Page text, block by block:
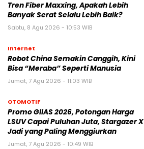
Tren Fiber Maxxing, Apakah Lebih
Banyak Serat Selalu Lebih Baik?
Sabtu, 8 Agu 2026 - 10:53 WIB
Internet
Robot China Semakin Canggih, Kini
Bisa “Meraba” Seperti Manusia
Jumat, 7 Agu 2026 - 11:03 WIB
OTOMOTIF
Promo GIIAS 2026, Potongan Harga
LSUV Capai Puluhan Juta, Stargazer X
Jadi yang Paling Menggiurkan
Jumat, 7 Agu 2026 - 10:49 WIB